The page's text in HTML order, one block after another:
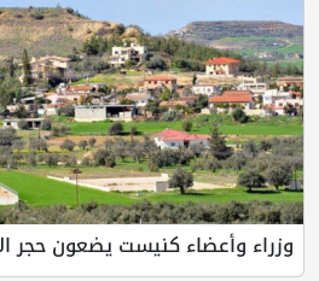
وزراء وأعضاء كنيست يضعون